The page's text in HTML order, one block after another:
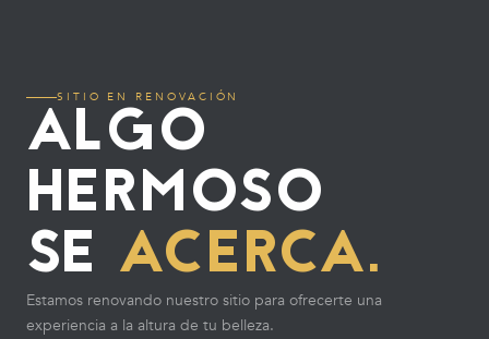
SITIO EN RENOVACIÓN
ALGO
HERMOSO
SE ACERCA.
Estamos renovando nuestro sitio para ofrecerte una
experiencia a la altura de tu belleza.